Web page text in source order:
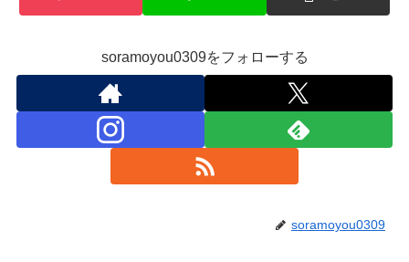
soramoyou0309をフォローする
soramoyou0309